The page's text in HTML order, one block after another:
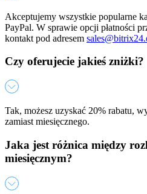
Akceptujemy wszystkie popularne
PayPal. W sprawie opcji płatności
kontakt pod adresem
Czy oferujecie jakieś zniżki?
Tak, możesz uzyskać 20% rabatu,
zamiast miesięcznego.
Jaka jest różnica między
miesięcznym?